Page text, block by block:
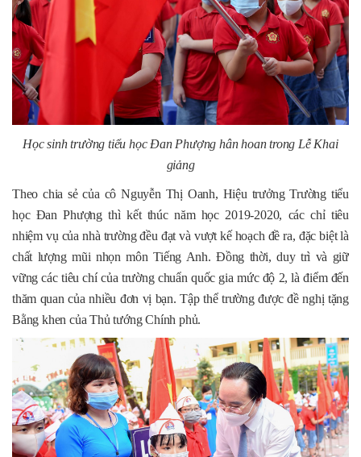
Học sinh trường tiểu học Đan Phượng hân hoan trong Lễ Khai
giảng
Theo chia sẻ của cô Nguyễn Thị Oanh, Hiệu trưởng Trường tiểu
học Đan Phượng thì kết thúc năm học 2019-2020, các chỉ tiêu
nhiệm vụ của nhà trường đều đạt và vượt kế hoạch đề ra, đặc biệt là
chất lượng mũi nhọn môn Tiếng Anh. Đồng thời, duy trì và giữ
vững các tiêu chí của trường chuẩn quốc gia mức độ 2, là điểm đến
thăm quan của nhiều đơn vị bạn. Tập thể trường được đề nghị tặng
Bằng khen của Thủ tướng Chính phủ.